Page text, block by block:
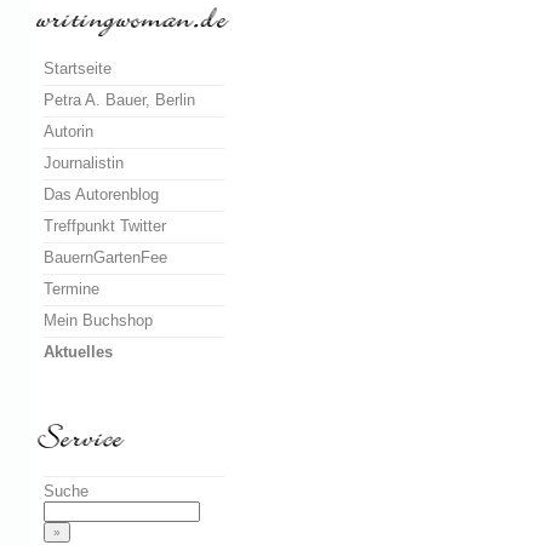
Startseite
Petra A. Bauer, Berlin
Autorin
Journalistin
Das Autorenblog
Treffpunkt Twitter
BauernGartenFee
Termine
Mein Buchshop
Aktuelles
Suche